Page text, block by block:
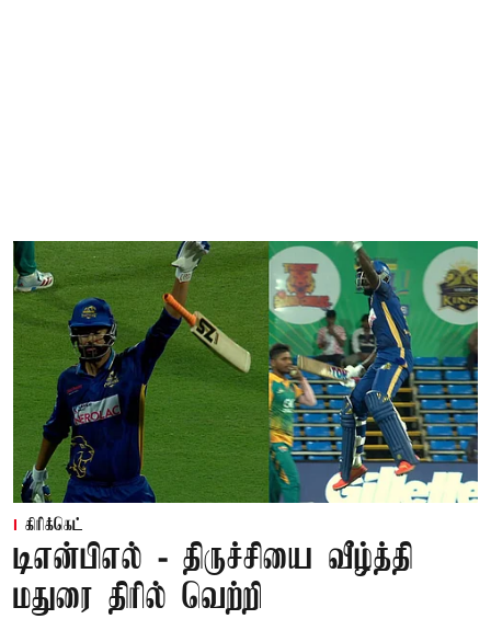
கிரிக்கெட்
டிஎன்பிஎல் - திருச்சியை வீழ்த்தி
மதுரை திரில் வெற்றி